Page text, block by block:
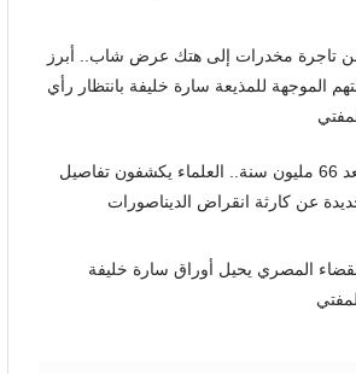
تاجرة مخدرات إلى هتك عرض شاب.. أبرز
الموجهة للمذيعة سارة خليفة بانتظار رأي
بعد 66 مليون سنة.. العلماء يكشفون تفاصيل
عن كارثة انقراض الديناصورات
المصري يحيل أوراق سارة خليفة